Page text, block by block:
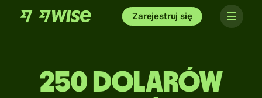
Zarejestruj się
250 Dolarów